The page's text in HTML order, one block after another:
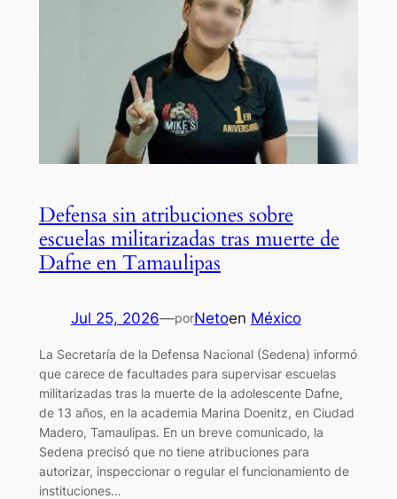
Defensa sin atribuciones sobre
escuelas militarizadas tras muerte de
Dafne en Tamaulipas
Jul 25, 2026—porNetoen México
La Secretaría de la Defensa Nacional (Sedena) informó
que carece de facultades para supervisar escuelas
militarizadas tras la muerte de la adolescente Dafne,
de 13 años, en la academia Marina Doenitz, en Ciudad
Madero, Tamaulipas. En un breve comunicado, la
Sedena precisó que no tiene atribuciones para
autorizar, inspeccionar o regular el funcionamiento de
instituciones…